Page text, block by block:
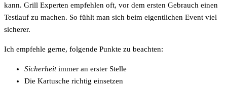
kann. Grill Experten empfehlen oft, vor dem ersten Gebrauch einen
Testlauf zu machen. So fühlt man sich beim eigentlichen Event viel
sicherer.
Ich empfehle gerne, folgende Punkte zu beachten:
Sicherheitimmer an erster Stelle
Die Kartusche richtig einsetzen